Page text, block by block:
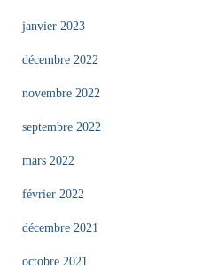
janvier 2023
décembre 2022
novembre 2022
septembre 2022
mars 2022
février 2022
décembre 2021
octobre 2021